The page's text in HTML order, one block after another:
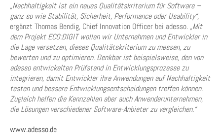
„Nachhaltigkeit ist ein neues Qualitätskriterium für Software –
ganz so wie Stabilität, Sicherheit, Performance oder Usability“,
ergänzt Thomas Bendig, Chief Innovation Officer bei adesso. „Mit
dem Projekt ECO:DIGIT wollen wir Unternehmen und Entwickler in
die Lage versetzen, dieses Qualitätskriterium zu messen, zu
bewerten und zu optimieren. Denkbar ist beispielsweise, den von
adesso entwickelten Prüfstand in Entwicklungsprozesse zu
integrieren, damit Entwickler ihre Anwendungen auf Nachhaltigkeit
testen und bessere Entwicklungsentscheidungen treffen können.
Zugleich helfen die Kennzahlen aber auch Anwenderunternehmen,
die Lösungen verschiedener Software-Anbieter zu vergleichen.“
www.adesso.de